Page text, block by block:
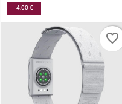
-4,00 €
favorite_border